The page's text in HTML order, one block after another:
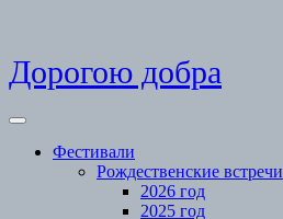
Skip
to
Дорогою добра
Open
Фестивали
Рождественские встречи
2026 год
2025 год